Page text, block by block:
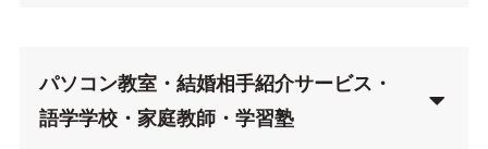
パソコン教室・結婚相手紹介サービス・
語学学校・家庭教師・学習塾